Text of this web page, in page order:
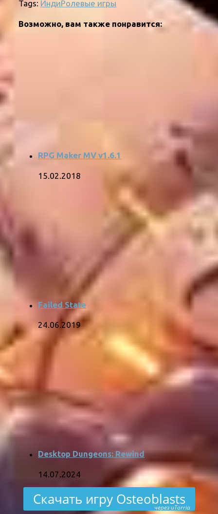
Tags: ИндиРолевые игры
Возможно, вам также понравится:
RPG Maker MV v1.6.1
15.02.2018
Failed State
24.06.2019
Desktop Dungeons: Rewind
14.07.2024
Скачать игру Osteoblasts
через uTorria